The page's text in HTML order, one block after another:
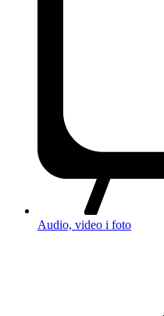
Audio, video i foto